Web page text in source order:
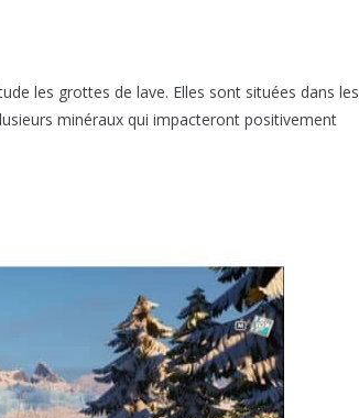
les grottes de lave. Elles sont situées dans les
minéraux qui impacteront positivement